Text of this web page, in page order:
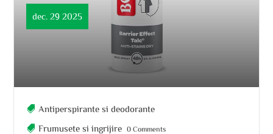
dec. 29 2025
Antiperspirante si deodorante
Frumusete si ingrijire 0 Comments